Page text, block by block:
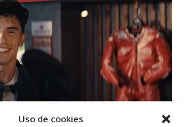
Uso de cookies